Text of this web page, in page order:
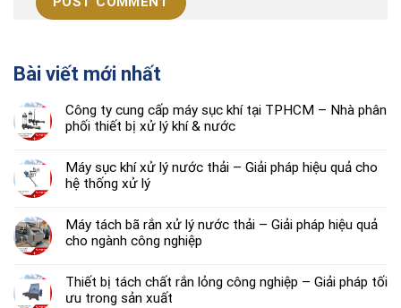
Bài viết mới nhất
Công ty cung cấp máy sục khí tại TPHCM – Nhà phân
phối thiết bị xử lý khí & nước
Máy sục khí xử lý nước thải – Giải pháp hiệu quả cho
hệ thống xử lý
Máy tách bã rắn xử lý nước thải – Giải pháp hiệu quả
cho ngành công nghiệp
Thiết bị tách chất rắn lỏng công nghiệp – Giải pháp tối
ưu trong sản xuất